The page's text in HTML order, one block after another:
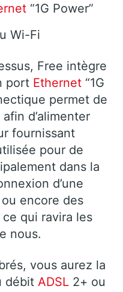
“1G Power”
Wi-Fi
Free intègre
port Ethernet “1G
permet de
d’alimenter
fournissant
pour de
dans la
d’une
encore des
qui ravira les
nous.
vous aurez la
débit ADSL 2+ ou